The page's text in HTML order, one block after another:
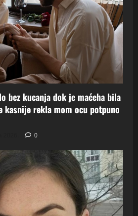
bez kucanja dok je maćeha bila
kasnije rekla mom ocu potpuno
0